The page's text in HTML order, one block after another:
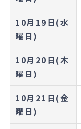
10月19日(水
曜日)
10月20日(木
曜日)
10月21日(金
曜日)